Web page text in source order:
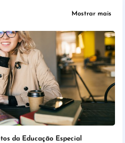
Mostrar mais
da Educação Especial